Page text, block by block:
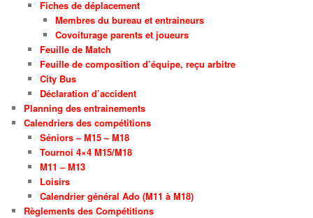
Fiches de déplacement
Membres du bureau et entraineurs
Covoiturage parents et joueurs
Feuille de Match
Feuille de composition d’équipe, reçu arbitre
City Bus
Déclaration d’accident
Planning des entrainements
Calendriers des compétitions
Séniors – M15 – M18
Tournoi 4×4 M15/M18
M11 – M13
Loisirs
Calendrier général Ado (M11 à M18)
Règlements des Compétitions